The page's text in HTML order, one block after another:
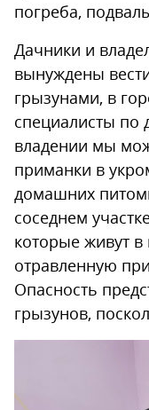
погреба,
Дачники и
вынуждены
грызунами, в
специалисты по
владении мы
приманки в
домашних
соседнем
которые живут в
отравленную
Опасность
грызунов,